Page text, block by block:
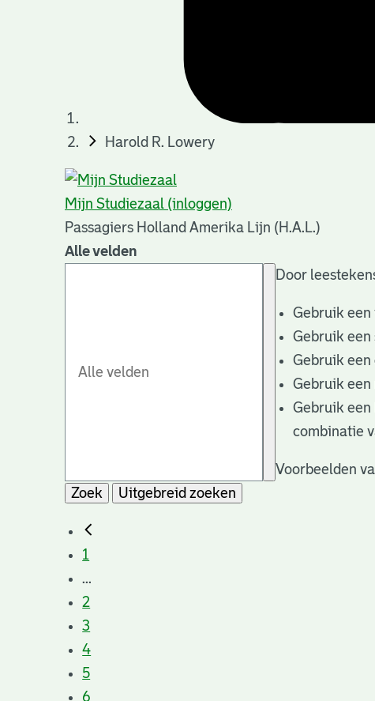
Harold R. Lowery
Mijn Studiezaal (inloggen)
Passagiers Holland Amerika Lijn (H.A.L.)
Alle velden
Door
Gebruik een
Gebruik een
Gebruik een
Gebruik een
Gebruik een
combinatie
Voorbeelden
Zoek
Uitgebreid zoeken
1
...
2
3
4
5
6